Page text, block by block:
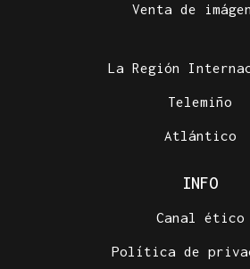
Venta de
La Región
Telemiño
Atlántico
INFO
Canal ético
Política de